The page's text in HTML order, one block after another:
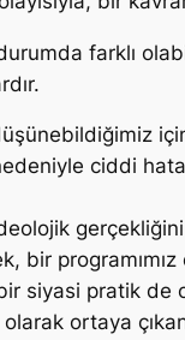
farklı
ciddi
bir
pratik de
ortaya